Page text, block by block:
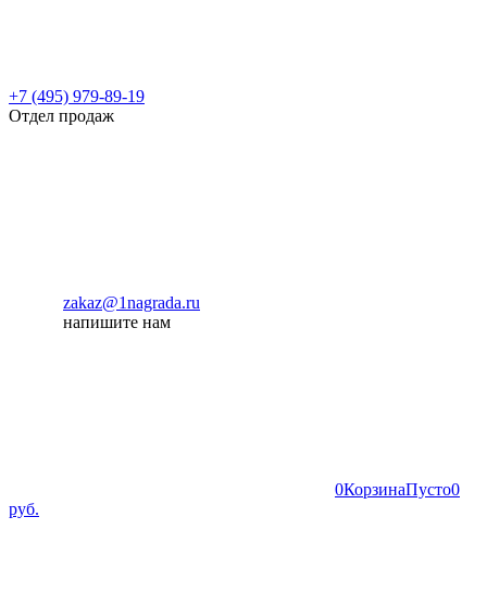
+7 (495) 979-89-19
Отдел продаж
zakaz@1nagrada.ru
напишите нам
0КорзинаПусто0
руб.